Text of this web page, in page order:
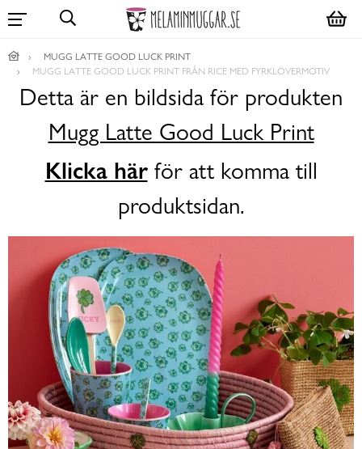
MUGG LATTE GOOD LUCK PRINT
MUGG LATTE GOOD LUCK PRINT FRÅN RICE MED FYRKLÖVERMOTIV
Detta är en bildsida för produkten
Mugg Latte Good Luck Print
Klicka härför att komma till
produktsidan.